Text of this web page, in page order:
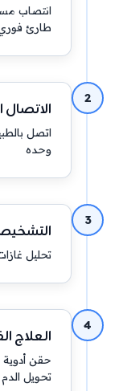
طارئ
2
الاتصال
اتصل
وحده
3
تحليل
4
العلاج
حقن
تحويل الدم